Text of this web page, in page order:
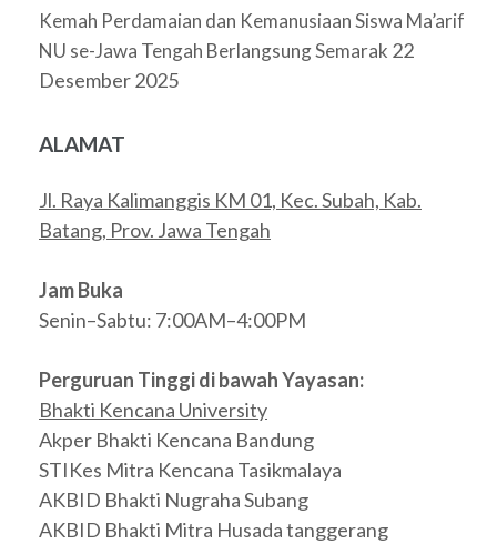
Kemah Perdamaian dan Kemanusiaan Siswa Ma’arif
NU se-Jawa Tengah Berlangsung Semarak 22
Desember 2025
ALAMAT
Jl. Raya Kalimanggis KM 01, Kec. Subah, Kab.
Batang, Prov. Jawa Tengah
Jam Buka
Senin–Sabtu: 7:00AM–4:00PM
Perguruan Tinggi di bawah Yayasan:
Bhakti Kencana University
Akper Bhakti Kencana Bandung
STIKes Mitra Kencana Tasikmalaya
AKBID Bhakti Nugraha Subang
AKBID Bhakti Mitra Husada tanggerang